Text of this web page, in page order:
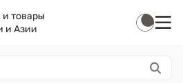
товары
и Азии